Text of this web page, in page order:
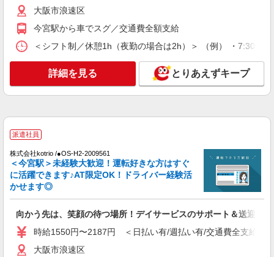
株式会社kotrio /●OS-H2-2009561
サポート＆送迎STAFF
時給1550円〜2187円 ＜日払い有/週払い有/交
大阪市浪速区
株式会社ブレイブ（マイナビグループ）/MD27
介護スタッフ ◆デイサービス、サービス付き
高齢者向け住宅、グループホームなど様々な勤
務先から選べます。
未経験：時給1500〜1700円（資格・経験によ
る） 経験者：時給1700〜1900円（資格・経験によ
日）＝33万4400円 ◆昇給あり ◆支払い方法 ※日
払い/週払い/月払い対応も可能です。詳しくは面談
時にご相談ください。 ◆交通費：別途全額支給 ※
当社規定あり
大阪府大阪市浪速区 【最寄駅】 ◆各線「新今
宮駅」 ◆各線「今宮駅」 ◆各線「恵美須町駅」
★その他、近隣に多数勤務地あります！
キープ
大阪市浪速区
今宮駅から車でスグ／交通費全額支給
＜シフト制／休憩1h（夜勤の場合は2h）＞ （例） ・7:30
詳細を見る とりあえずキープ
派遣社員
株式会社kotrio /●OS-H2-2009561
＜今宮駅＞未経験大歓迎！運転好きな方はすぐ
に活躍できます♪AT限定OK！ドライバー経験活
かせます◎
向かう先は、笑顔の待つ場所！デイサービスのサポート＆送迎
時給1550円〜2187円 ＜日払い有/週払い有/交通費全支給(ガ
大阪市浪速区